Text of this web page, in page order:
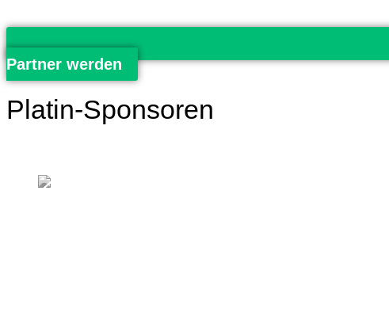
Partner werden
Platin-Sponsoren